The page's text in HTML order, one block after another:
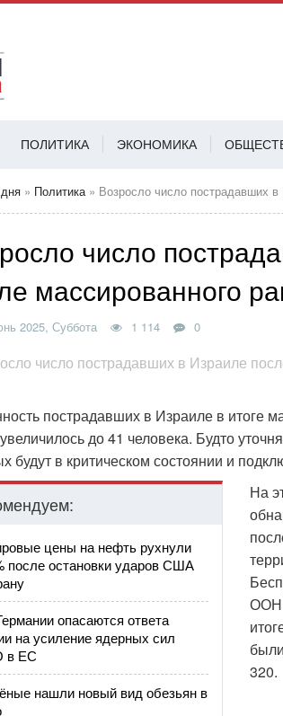
ПОЛИТИКА ЭКОНОМИКА
» Политика» Возросло число пострадавших в
число
массированного
2025, Суббота 1 114 0
пострадавших в Израиле в итоге
до 41 человека. Будто
будут в критическом состоянии и
цены на нефть рухнули
после остановки ударов США
опасаются ответа
на усиление ядерных сил
в ЕС
нашли новый вид обезьян в
На
ООН
320.